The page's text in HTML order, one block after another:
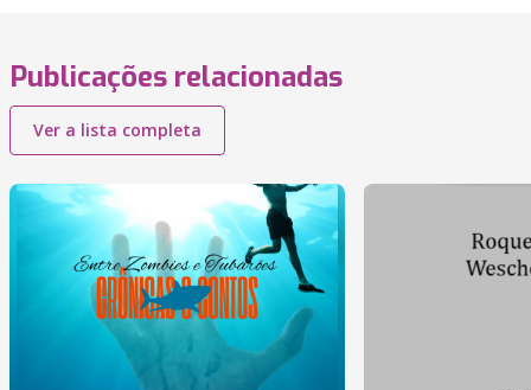
Publicações relacionadas
Ver a lista completa